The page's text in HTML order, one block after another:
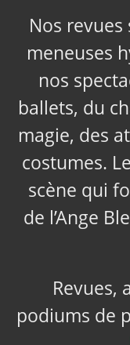
Nos
meneuses
nos
ballets, du
magie, des
costumes.
scène qui
de l’Ange
Revues,
podiums de